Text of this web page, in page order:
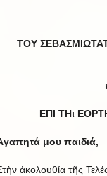
ΤΟΥ
ΕΠΙ ΤΗι
μου παιδιά,
ἀκολουθία τῆς